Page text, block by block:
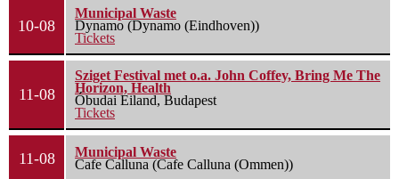
10-08
Municipal Waste
Dynamo (Dynamo (Eindhoven))
Tickets
11-08
Sziget Festival met o.a. John Coffey, Bring Me The
Horizon, Health
Óbudai Eiland, Budapest
Tickets
11-08
Municipal Waste
Cafe Calluna (Cafe Calluna (Ommen))